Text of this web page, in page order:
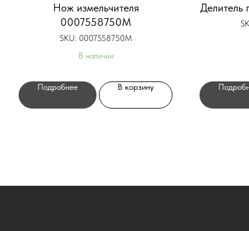
Нож измельчителя
0007558750M
SKU: 0007558750M
В наличии
Подробнее В корзину